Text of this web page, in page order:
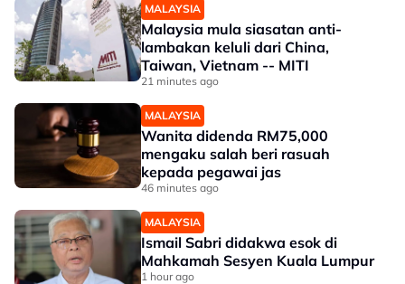
MALAYSIA
Malaysia mula siasatan anti-
lambakan keluli dari China,
Taiwan, Vietnam -- MITI
21 minutes ago
MALAYSIA
Wanita didenda RM75,000
mengaku salah beri rasuah
kepada pegawai jas
46 minutes ago
MALAYSIA
Ismail Sabri didakwa esok di
Mahkamah Sesyen Kuala Lumpur
1 hour ago